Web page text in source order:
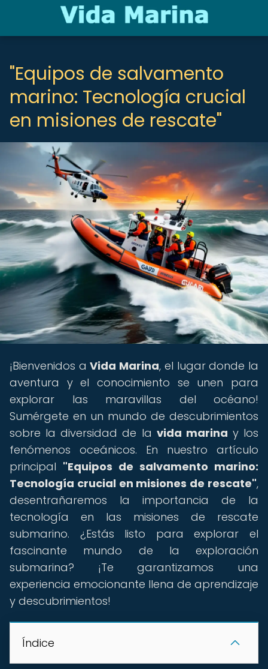
"Equipos de salvamento
marino: Tecnología crucial
en misiones de rescate"
¡Bienvenidos aVida Marina, el lugar donde la
aventura y el conocimiento se unen para
explorar las maravillas del océano!
Sumérgete en un mundo de descubrimientos
sobre la diversidad de la vida marina y los
fenómenos oceánicos. En nuestro artículo
principal "Equipos de salvamento marino:
Tecnología crucial en misiones de rescate",
desentrañaremos la importancia de la
tecnología en las misiones de rescate
submarino. ¿Estás listo para explorar el
fascinante mundo de la exploración
submarina? ¡Te garantizamos una
experiencia emocionante llena de aprendizaje
y descubrimientos!
Índice